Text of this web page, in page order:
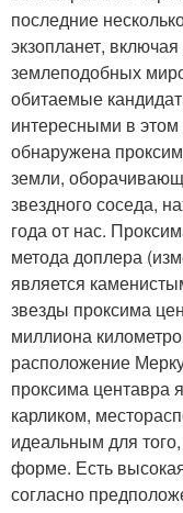
последние
экзопланет,
землеподобных
обитаемые
интересными в этом
обнаружена
земли,
звездного соседа,
года от нас.
метода доплера
является
звезды проксима
миллиона
расположение
проксима центавра
карликом,
идеальным для
форме. Есть
согласно